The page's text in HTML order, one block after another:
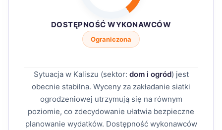
DOSTĘPNOŚĆ WYKONAWCÓW
Ograniczona
Sytuacja w Kaliszu (sektor: dom i ogród) jest
obecnie stabilna. Wyceny za zakładanie siatki
ogrodzeniowej utrzymują się na równym
poziomie, co zdecydowanie ułatwia bezpieczne
planowanie wydatków. Dostępność wykonawców